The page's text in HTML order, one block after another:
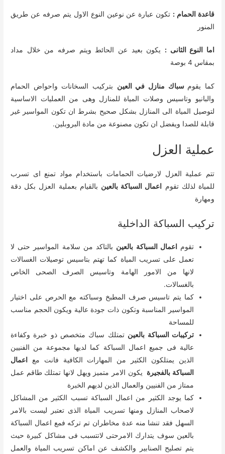
قاعدة الحمام : تكون عبارة عن نوعين النوع الاول يتم صرفه عن طريق
المنور
اما النوع الثانى : يكون بعيد عن الحائط ويتم صرفه من خلال مداد
بمقاس 4 بوصة
كما يقوم سباك منازل في العين بتركيب السخانات واحواض الحمام
والبانيو وتاسيس وصلات المياة للمنازل وهى من العمليات الاساسية
لتوصيل المياة الى المنازل بشكل صحيح بشرط ان تكون المواسير غير
قابلة للصدا ويفضل ان تكون مصنوعة من مادة البروبلين.
عملية العزل
تتم عملية العزل لارضيات الحمامات باستخدام مواد تمنع اى تسرب
للمياة لذلك تقوم
اعمال السباكة بالعين بالقيام بعملية العزل بكل دقة
ومهارة
تركيب السباكة الداخلية
تقوم اعمال السباكة بالعين بالتاكد من سلامة المواسير حتى لا
تعمل على تسريب المياة كما تهتم بتاسيس توصيلات الغسالات
لانها من الامور الهامة وتاسيس الصرف الصحى الخاص
بالغسالات.
كما يتم تاسيس صرف المطبخ وسباكته مع الحرص على اختيار
المواسير المناسبة وتكون ذات جودة عالية ويكون الحجم مناسب
للمساحة
تركيبات السباكة بالعين تمتلك سباك متخصص ذو خبرة وكفاءة
عالية فى جميع اعمال السباكة كما لديها مجموعة من الفنيين
الذين يمتلكون الكثير من المهارات الكافية فانت مع
اعمال
السباكة بالفجيرة
يكون الامر متميز ويهل لانها تمتلك طاقم عمل
ممتاز من الفنيين والعمال الذين لديهم الخبرة
كما يوجد الكثير من اعمال السباكة تسبب الكثير من المشاكل
لاصحاب المنازل ومنها تسريب المياة الذى تعتبر ليست بالامر
السهل فقد تنشا منه عدة مخاطران تم تركه فمع اعمال السباكة
بالعين سوف يتدارك الامرحتى لاتتسبب فى مشاكل كبيرة حيث
يتم تصليح الصنابير والكشف عن اماكن تسريب المياة والعمل